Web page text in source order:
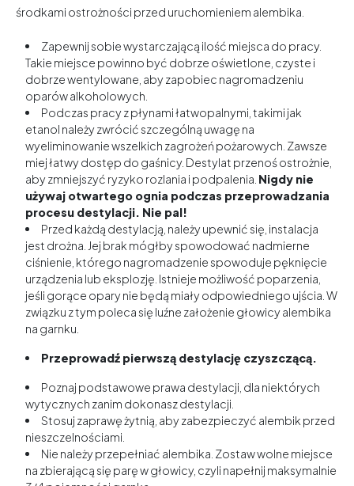
środkami ostrożności przed uruchomieniem alembika.
Zapewnij sobie wystarczającą ilość miejsca do pracy.
Takie miejsce powinno być dobrze oświetlone, czyste i
dobrze wentylowane, aby zapobiec nagromadzeniu
oparów alkoholowych.
Podczas pracy z płynami łatwopalnymi, takimi jak
etanol należy zwrócić szczególną uwagę na
wyeliminowanie wszelkich zagrożeń pożarowych. Zawsze
miej łatwy dostęp do gaśnicy. Destylat przenoś ostrożnie,
aby zmniejszyć ryzyko rozlania i podpalenia. Nigdy nie
używaj otwartego ognia podczas przeprowadzania
procesu destylacji. Nie pal!
Przed każdą destylacją, należy upewnić się, instalacja
jest drożna. Jej brak mógłby spowodować nadmierne
ciśnienie, którego nagromadzenie spowoduje pęknięcie
urządzenia lub eksplozję. Istnieje możliwość poparzenia,
jeśli gorące opary nie będą miały odpowiedniego ujścia. W
związku z tym poleca się luźne założenie głowicy alembika
na garnku.
Przeprowadź pierwszą destylację czyszczącą.
Poznaj podstawowe prawa destylacji, dla niektórych
wytycznych zanim dokonasz destylacji.
Stosuj zaprawę żytnią, aby zabezpieczyć alembik przed
nieszczelnościami.
Nie należy przepełniać alembika. Zostaw wolne miejsce
na zbierającą się parę w głowicy, czyli napełnij maksymalnie